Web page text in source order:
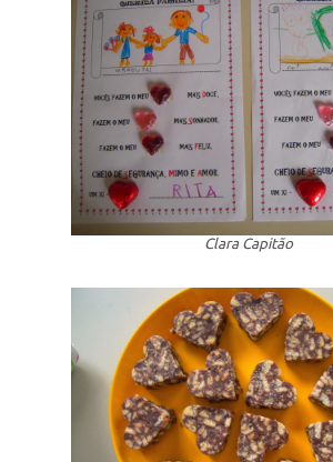
Clara Capitão